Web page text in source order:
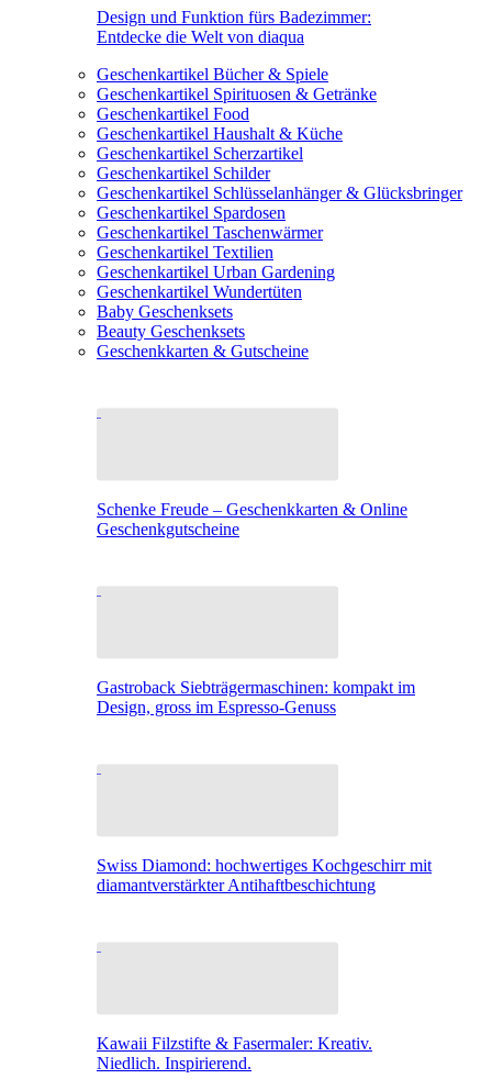
Design und Funktion fürs Badezimmer:
Entdecke die Welt von diaqua
Geschenkartikel Bücher & Spiele
Geschenkartikel Spirituosen & Getränke
Geschenkartikel Food
Geschenkartikel Haushalt & Küche
Geschenkartikel Scherzartikel
Geschenkartikel Schilder
Geschenkartikel Schlüsselanhänger & Glücksbringer
Geschenkartikel Spardosen
Geschenkartikel Taschenwärmer
Geschenkartikel Textilien
Geschenkartikel Urban Gardening
Geschenkartikel Wundertüten
Baby Geschenksets
Beauty Geschenksets
Geschenkkarten & Gutscheine
Schenke Freude – Geschenkkarten & Online
Geschenkgutscheine
Gastroback Siebträgermaschinen: kompakt im
Design, gross im Espresso-Genuss
Swiss Diamond: hochwertiges Kochgeschirr mit
diamantverstärkter Antihaftbeschichtung
Kawaii Filzstifte & Fasermaler: Kreativ.
Niedlich. Inspirierend.